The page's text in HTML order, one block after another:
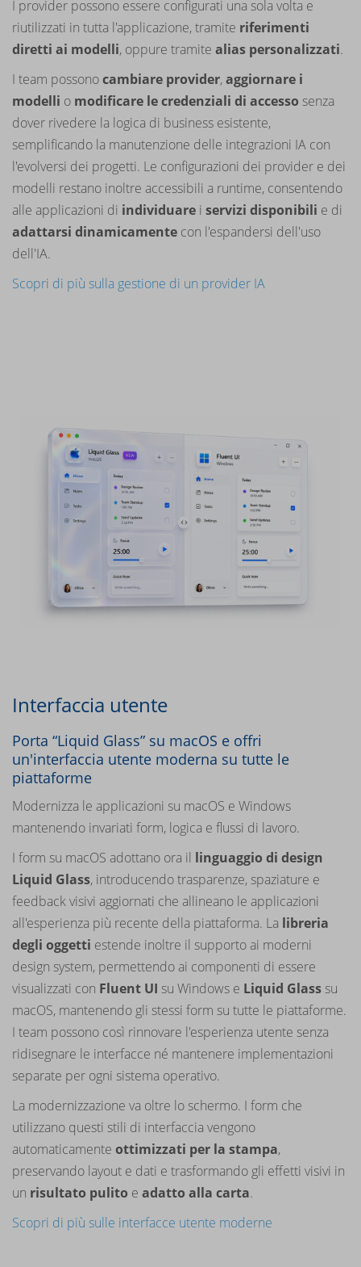
I provider possono essere configurati una sola volta e
riutilizzati in tutta l'applicazione, tramite riferimenti
diretti ai modelli, oppure tramite alias personalizzati.
I team possonocambiare provider,aggiornare i
modelli o modificare le credenziali di accesso senza
dover rivedere la logica di business esistente,
semplificando la manutenzione delle integrazioni IA con
l'evolversi dei progetti. Le configurazioni dei provider e dei
modelli restano inoltre accessibili a runtime, consentendo
alle applicazioni di individuare i servizi disponibili e di
adattarsi dinamicamente con l'espandersi dell'uso
dell'IA.
Scopri di più sulla gestione di un provider IA
Interfaccia utente
Porta “Liquid Glass” su macOS e offri
un'interfaccia utente moderna su tutte le
piattaforme
Modernizza le applicazioni su macOS e Windows
mantenendo invariati form, logica e flussi di lavoro.
I form su macOS adottano ora il linguaggio di design
Liquid Glass, introducendo trasparenze, spaziature e
feedback visivi aggiornati che allineano le applicazioni
all'esperienza più recente della piattaforma. La libreria
degli oggetti estende inoltre il supporto ai moderni
design system, permettendo ai componenti di essere
visualizzati con Fluent UI su Windows e Liquid Glass su
macOS, mantenendo gli stessi form su tutte le piattaforme.
I team possono così rinnovare l'esperienza utente senza
ridisegnare le interfacce né mantenere implementazioni
separate per ogni sistema operativo.
La modernizzazione va oltre lo schermo. I form che
utilizzano questi stili di interfaccia vengono
automaticamente ottimizzati per la stampa,
preservando layout e dati e trasformando gli effetti visivi in
un risultato pulito e adatto alla carta.
Scopri di più sulle interfacce utente moderne